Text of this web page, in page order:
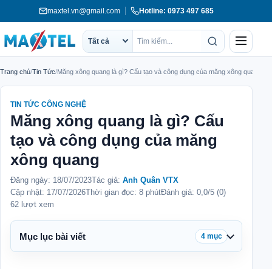
tới
nội
maxtel.vn@gmail.com Hotline: 0973 497 685
Phạm
tìm
Tất cả
Tìm
Menu
Trang chủ/Tin Tức/Măng xông quang là gì? Cấu tạo và công dụng của măng xông quang
TIN TỨC CÔNG NGHỆ
Măng xông quang là gì? Cấu
tạo và công dụng của măng
xông quang
Đăng ngày: 18/07/2023Tác giả: Anh Quân VTX
Cập nhật: 17/07/2026Thời gian đọc: 8 phútĐánh giá: 0,0/5 (0)
62 lượt xem
Mục lục bài viết 4 mục